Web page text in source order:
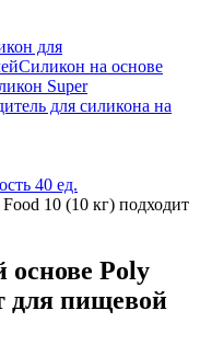
для
Силикон на основе
Super
для силикона на
40 ед.
10 (10 кг) подходит
основе Poly
для пищевой